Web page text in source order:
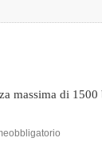
massima di 1500